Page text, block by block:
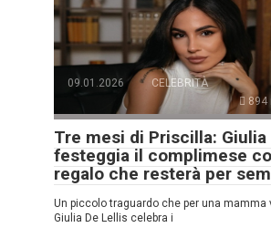
09.01.2026
CELEBRITÀ
894
Tre mesi di Priscilla: Giulia
festeggia il complimese
regalo che resterà per
Un piccolo traguardo che per una
Giulia De Lellis celebra i